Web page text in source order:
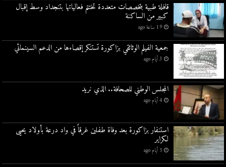
قافلة طبية بتخصصات متعددة تختتم فعالياتها بتنجداد وسط إقبال
كبير من الساكنة
19 ساعة ago
جمعية الفيلم الوثائقي بزاكورة تستنكر إقصاءها من الدعم السينمائي
3 أيام ago
المجلس الوطني للصحافة.. الذي نريد
4 أيام ago
استنفار بزاكورة بعد وفاة طفلين غرقاً في واد درعة بأولاد يحيى
لكراير
5 أيام ago